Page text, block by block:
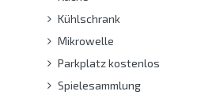
Kühlschrank
Mikrowelle
Parkplatz kostenlos
Spielesammlung